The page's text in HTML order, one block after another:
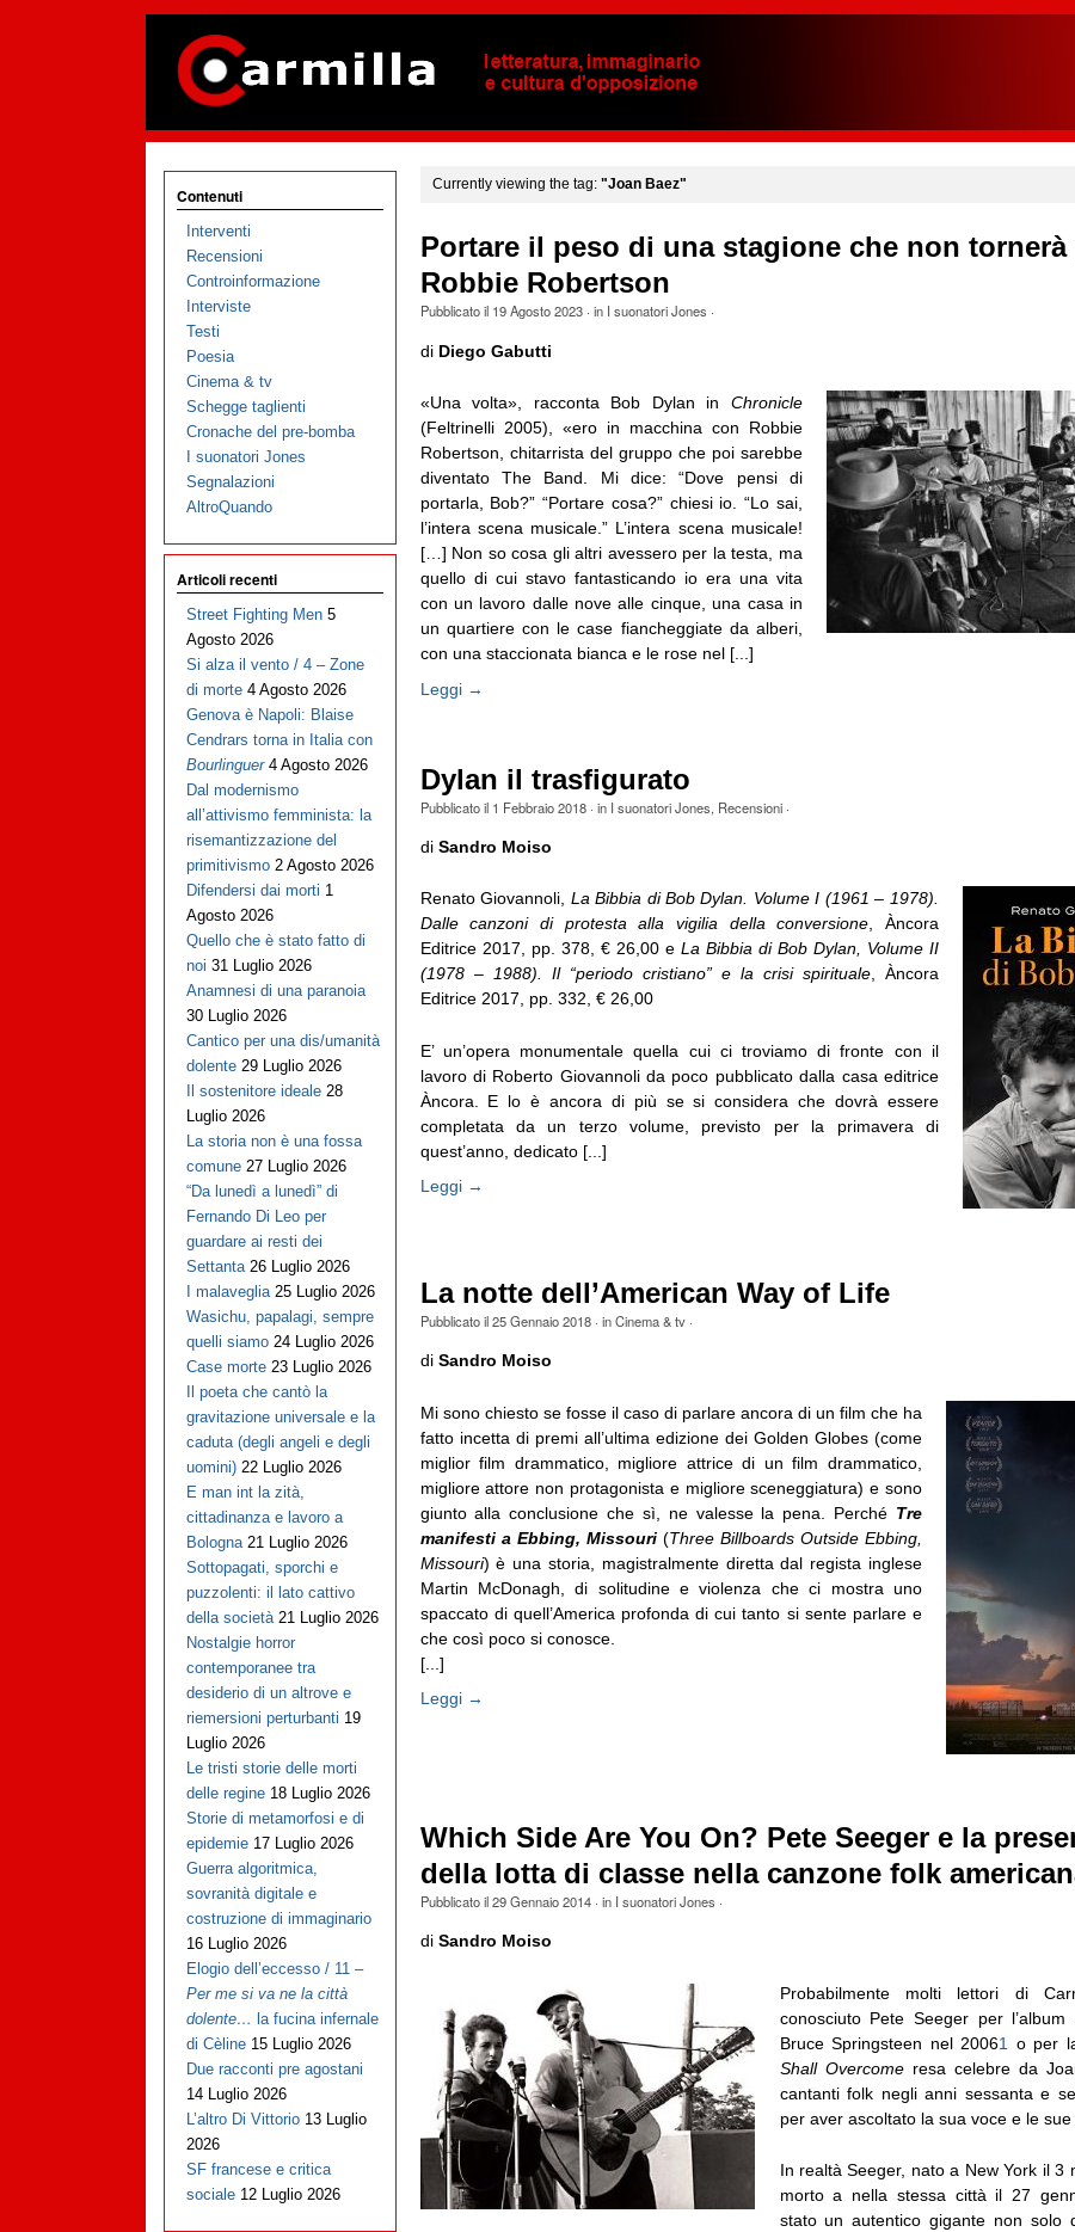
Currently viewing the tag: "Joan Baez"
Portare il peso di una stagione che non tornerà
Robbie Robertson
Pubblicato il 19 Agosto 2023· in I suonatori Jones ·
di Diego Gabutti
«Una volta», racconta Bob Dylan in Chronicle
(Feltrinelli 2005), «ero in macchina con Robbie
Robertson, chitarrista del gruppo che poi sarebbe
diventato The Band. Mi dice: “Dove pensi di
portarla, Bob?” “Portare cosa?” chiesi io. “Lo sai,
l’intera scena musicale.” L’intera scena musicale!
[…] Non so cosa gli altri avessero per la testa, ma
quello di cui stavo fantasticando io era una vita
con un lavoro dalle nove alle cinque, una casa in
un quartiere con le case fiancheggiate da alberi,
con una staccionata bianca e le rose nel [...]
Leggi →
Dylan il trasfigurato
Pubblicato il 1 Febbraio 2018· in I suonatori Jones, Recensioni·
di Sandro Moiso
Renato Giovannoli, La Bibbia di Bob Dylan. Volume I (1961 – 1978).
Dalle canzoni di protesta alla vigilia della conversione, Àncora
Editrice 2017, pp. 378, € 26,00 e La Bibbia di Bob Dylan, Volume II
(1978 – 1988). Il “periodo cristiano” e la crisi spirituale, Àncora
Editrice 2017, pp. 332, € 26,00
E’ un’opera monumentale quella cui ci troviamo di fronte con il
lavoro di Roberto Giovannoli da poco pubblicato dalla casa editrice
Àncora. E lo è ancora di più se si considera che dovrà essere
completata da un terzo volume, previsto per la primavera di
quest’anno, dedicato [...]
Leggi →
La notte dell’American Way of Life
Pubblicato il25 Gennaio 2018· inCinema & tv·
di Sandro Moiso
Mi sono chiesto se fosse il caso di parlare ancora di un film che ha
fatto incetta di premi all’ultima edizione dei Golden Globes (come
miglior film drammatico, migliore attrice di un film drammatico,
migliore attore non protagonista e migliore sceneggiatura) e sono
giunto alla conclusione che sì, ne valesse la pena. Perché Tre
manifesti a Ebbing, Missouri(Three Billboards Outside Ebbing,
Missouri) è una storia, magistralmente diretta dal regista inglese
Martin McDonagh, di solitudine e violenza che ci mostra uno
spaccato di quell’America profonda di cui tanto si sente parlare e
che così poco si conosce.
[...]
Leggi →
Which Side Are You On? Pete Seeger e la
della lotta di classe nella canzone folk
Pubblicato il29 Gennaio 2014· in I suonatori Jones ·
di Sandro Moiso
Probabilmente molti lettori di
conosciuto Pete Seeger per l’album
Bruce Springsteen nel 20061 o per
Shall Overcomeresa celebre da
cantanti folk negli anni sessanta e
per aver ascoltato la sua voce e le sue
In realtà Seeger, nato a New York il 3
morto a nella stessa città il 27
stato un autentico gigante non solo
Contenuti
Interventi
Recensioni
Controinformazione
Interviste
Testi
Poesia
Cinema & tv
Schegge taglienti
Cronache del pre-bomba
I suonatori Jones
Segnalazioni
AltroQuando
Articoli recenti
Street Fighting Men 5
Agosto 2026
Si alza il vento / 4 – Zone
di morte 4 Agosto 2026
Genova è Napoli: Blaise
Cendrars torna in Italia con
Bourlinguer 4 Agosto 2026
Dal modernismo
all’attivismo femminista: la
risemantizzazione del
primitivismo 2 Agosto 2026
Difendersi dai morti 1
Agosto 2026
Quello che è stato fatto di
noi 31 Luglio 2026
Anamnesi di una paranoia
30 Luglio 2026
Cantico per una dis/umanità
dolente 29 Luglio 2026
Il sostenitore ideale 28
Luglio 2026
La storia non è una fossa
comune 27 Luglio 2026
“Da lunedì a lunedì” di
Fernando Di Leo per
guardare ai resti dei
Settanta 26 Luglio 2026
I malaveglia 25 Luglio 2026
Wasichu, papalagi, sempre
quelli siamo 24 Luglio 2026
Case morte 23 Luglio 2026
Il poeta che cantò la
gravitazione universale e la
caduta (degli angeli e degli
uomini) 22 Luglio 2026
E man int la zità,
cittadinanza e lavoro a
Bologna 21 Luglio 2026
Sottopagati, sporchi e
puzzolenti: il lato cattivo
della società 21 Luglio 2026
Nostalgie horror
contemporanee tra
desiderio di un altrove e
riemersioni perturbanti 19
Luglio 2026
Le tristi storie delle morti
delle regine 18 Luglio 2026
Storie di metamorfosi e di
epidemie 17 Luglio 2026
Guerra algoritmica,
sovranità digitale e
costruzione di immaginario
16 Luglio 2026
Elogio dell’eccesso / 11 –
Per me si va ne la città
dolente… la fucina infernale
di Cèline 15 Luglio 2026
Due racconti pre agostani
14 Luglio 2026
L’altro Di Vittorio 13 Luglio
2026
SF francese e critica
sociale 12 Luglio 2026